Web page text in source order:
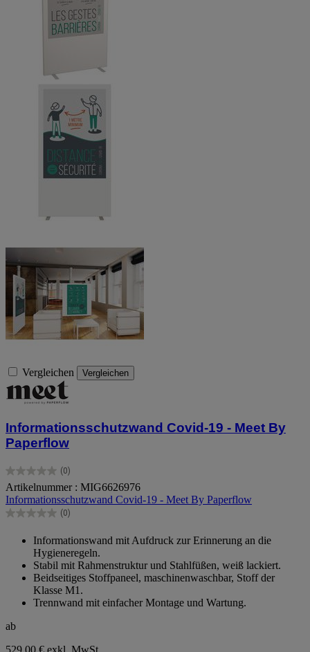
Vergleichen Vergleichen
Informationsschutzwand Covid-19 - Meet By
Paperflow
(0)
0.0
von
5
Sternen.
Artikelnummer : MIG6626976
Informationsschutzwand Covid-19 - Meet By Paperflow
(0)
0.0
Sternen.
Informationswand mit Aufdruck zur Erinnerung an die
Hygieneregeln.
Stabil mit Rahmenstruktur und Stahlfüßen, weiß lackiert.
Beidseitiges Stoffpaneel, maschinenwaschbar, Stoff der
Klasse M1.
Trennwand mit einfacher Montage und Wartung.
ab
529,00 € exkl. MwSt